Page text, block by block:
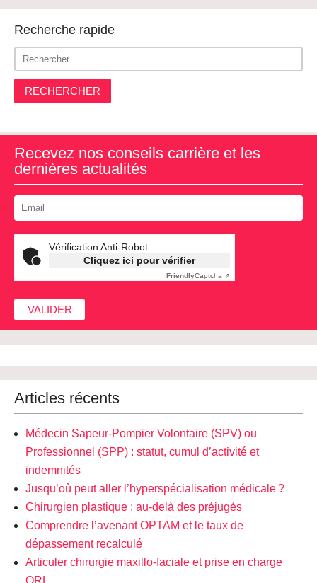
Recherche rapide
RECHERCHER
Recevez nos conseils carrière et les
dernières actualités
Vérification Anti-Robot
Cliquez ici pour vérifier
FriendlyCaptcha ⇗
Articles récents
Médecin Sapeur-Pompier Volontaire (SPV) ou
Professionnel (SPP) : statut, cumul d’activité et
indemnités
Jusqu’où peut aller l’hyperspécialisation médicale ?
Chirurgien plastique : au-delà des préjugés
Comprendre l’avenant OPTAM et le taux de
dépassement recalculé
Articuler chirurgie maxillo-faciale et prise en charge